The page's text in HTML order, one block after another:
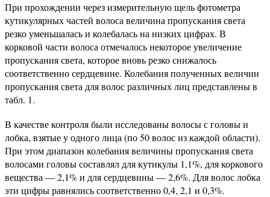
При прохождении через измерительную щель фотометра
кутикулярных частей волоса величина пропускания света
резко уменьшалась и колебалась на низких цифрах. В
корковой части волоса отмечалось некоторое увеличение
пропускания света, которое вновь резко снижалось
соответственно сердцевине. Колебания полученных величин
пропускания света для волос различных лиц представлены в
табл. 1.
В качестве контроля были исследованы волосы с головы и
лобка, взятые у одного лица (по 50 волос из каждой области).
При этом диапазон колебания величины пропускания света
волосами головы составлял для кутикулы 1,1%, для коркового
вещества — 2,1% и для сердцевины — 2,6%. Для волос лобка
эти цифры равнялись соответственно 0,4, 2,1 и 0,3%.